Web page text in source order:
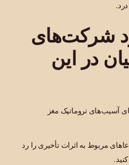
شرکت‌های
در این
آسیب‌های تروماتیک مغز
مربوط به اثرات تأخیری را رد